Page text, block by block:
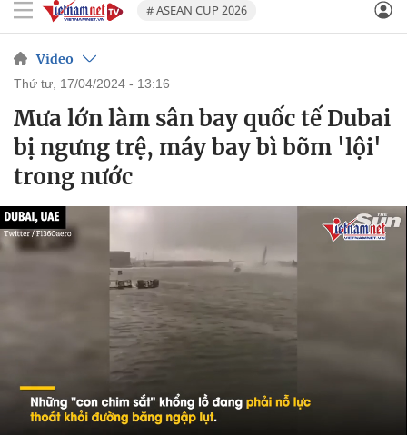
# ASEAN CUP 2026
Video
thứ tư, 17/04/2024 - 13:16
Mưa lớn làm sân bay quốc tế Dubai
bị ngưng trệ, máy bay bì bõm 'lội'
trong nước